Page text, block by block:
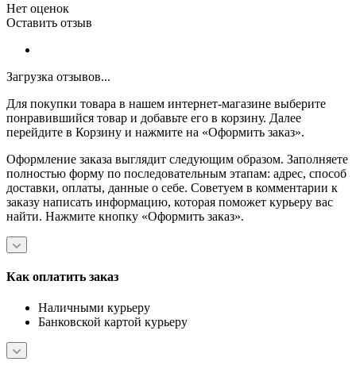
Нет оценок
Оставить отзыв
Загрузка отзывов...
Для покупки товара в нашем интернет-магазине выберите
понравившийся товар и добавьте его в корзину. Далее
перейдите в Корзину и нажмите на «Оформить заказ».
Оформление заказа выглядит следующим образом. Заполняете
полностью форму по последовательным этапам: адрес, способ
доставки, оплаты, данные о себе. Советуем в комментарии к
заказу написать информацию, которая поможет курьеру вас
найти. Нажмите кнопку «Оформить заказ».
Как оплатить заказ
Наличными курьеру
Банковской картой курьеру